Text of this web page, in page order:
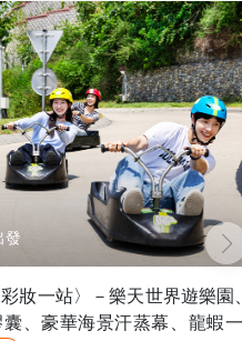
樂天世界遊樂園、斜坡滑
汗蒸幕、龍蝦一隻雞-午